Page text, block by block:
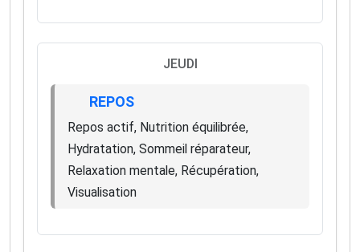
JEUDI
REPOS
Repos actif, Nutrition équilibrée,
Hydratation, Sommeil réparateur,
Relaxation mentale, Récupération,
Visualisation